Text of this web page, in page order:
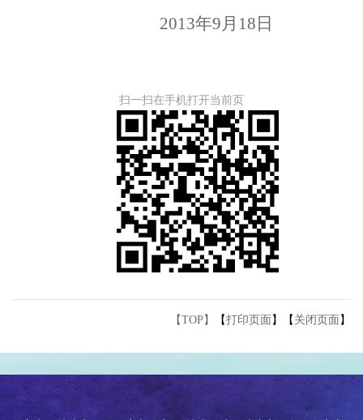
2013年9月18日
扫一扫在手机打开当前页
【TOP】 【打印页面 】【 关闭页面 】